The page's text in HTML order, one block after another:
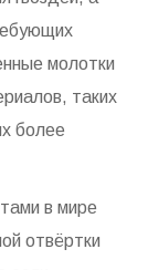
молотки
таких
более
в мире
отвёртки